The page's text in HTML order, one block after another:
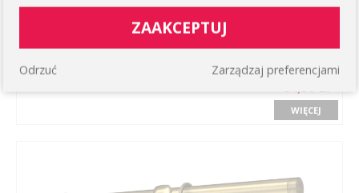
Pojedynczy klasyczny ścienny przedłużony
84,99 zł
WIĘCEJ
ZAAKCEPTUJ
Zarządzaj preferencjami
Odrzuć